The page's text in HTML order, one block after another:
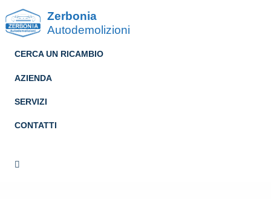
Zerbonia
Autodemolizioni
CERCA UN RICAMBIO
AZIENDA
SERVIZI
CONTATTI